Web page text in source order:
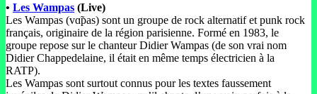
• Les Wampas (Live)
Les Wampas (vɑ̃pas) sont un groupe de rock alternatif et punk rock
français, originaire de la région parisienne. Formé en 1983, le
groupe repose sur le chanteur Didier Wampas (de son vrai nom
Didier Chappedelaine, il était en même temps électricien à la
RATP).
Les Wampas sont surtout connus pour les textes faussement